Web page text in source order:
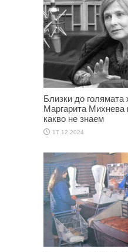
Близки до голямата
Маргарита Михнева
какво не знаем
17.12.2024